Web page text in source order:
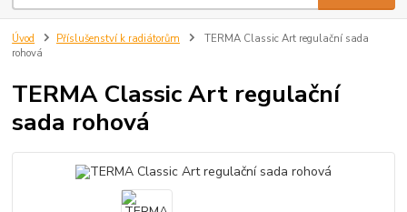
Úvod Příslušenství k radiátorům
TERMA Classic Art regulační sada
rohová
TERMA Classic Art regulační
sada rohová